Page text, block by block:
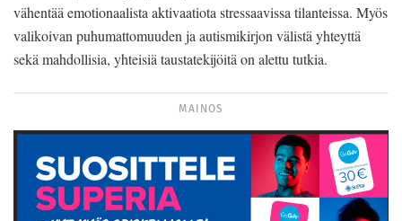
vähentää emotionaalista aktivaatiota stressaavissa tilanteissa. Myös
valikoivan puhumattomuuden ja autismikirjon välistä yhteyttä
sekä mahdollisia, yhteisiä taustatekijöitä on alettu tutkia.
MAINOS